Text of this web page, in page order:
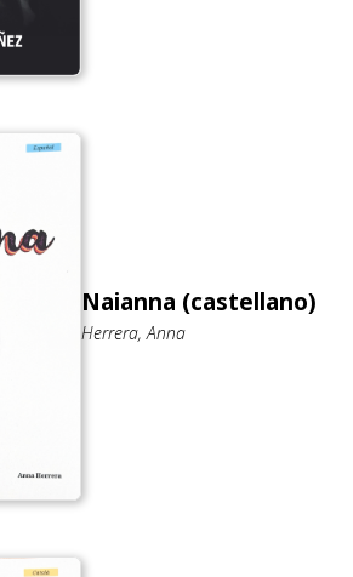
Naianna (castellano)
Herrera, Anna